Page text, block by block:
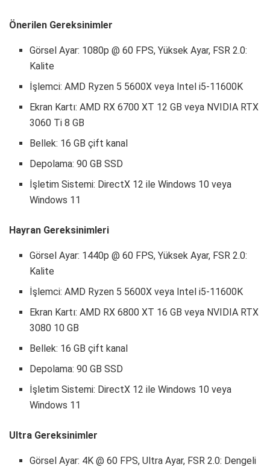
Önerilen Gereksinimler
Görsel Ayar: 1080p @ 60 FPS, Yüksek Ayar, FSR 2.0:
Kalite
İşlemci: AMD Ryzen 5 5600X veya Intel i5-11600K
Ekran Kartı: AMD RX 6700 XT 12 GB veya NVIDIA RTX
3060 Ti 8 GB
Bellek: 16 GB çift kanal
Depolama: 90 GB SSD
İşletim Sistemi: DirectX 12 ile Windows 10 veya
Windows 11
Hayran Gereksinimleri
Görsel Ayar: 1440p @ 60 FPS, Yüksek Ayar, FSR 2.0:
Kalite
İşlemci: AMD Ryzen 5 5600X veya Intel i5-11600K
Ekran Kartı: AMD RX 6800 XT 16 GB veya NVIDIA RTX
3080 10 GB
Bellek: 16 GB çift kanal
Depolama: 90 GB SSD
İşletim Sistemi: DirectX 12 ile Windows 10 veya
Windows 11
Ultra Gereksinimler
Görsel Ayar: 4K @ 60 FPS, Ultra Ayar, FSR 2.0: Dengeli